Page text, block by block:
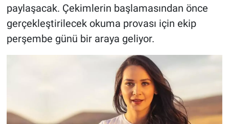
paylaşacak. Çekimlerin başlamasından önce
gerçekleştirilecek okuma provası için ekip
perşembe günü bir araya geliyor.